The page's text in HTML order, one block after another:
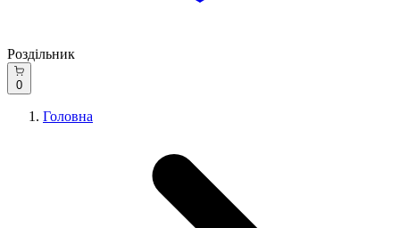
Роздільник
0
Головна